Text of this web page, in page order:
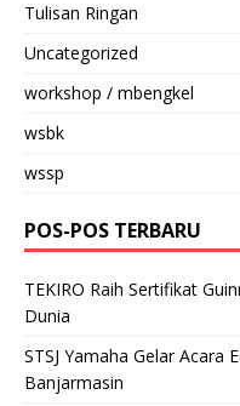
Tulisan Ringan
Uncategorized
workshop / mbengkel
wsbk
wssp
POS-POS TERBARU
TEKIRO Raih Sertifikat
Dunia
STSJ Yamaha Gelar Acara
Banjarmasin